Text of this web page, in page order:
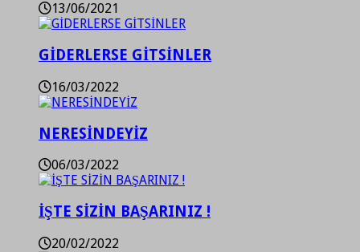
13/06/2021
GİDERLERSE GİTSİNLER
16/03/2022
NERESİNDEYİZ
06/03/2022
İŞTE SİZİN BAŞARINIZ !
20/02/2022